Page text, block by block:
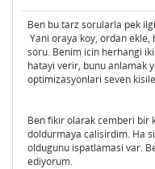
Ben bu tarz sorularla pek
Yani oraya koy, ordan
soru. Benim icin herhangi
hatayi verir, bunu anlamak
optimizasyonlari seven
Ben fikir olarak cemberi bir
doldurmaya calisirdim. Ha
oldugunu ispatlamasi var.
ediyorum.